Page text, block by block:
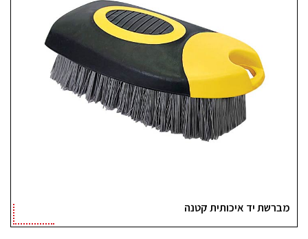
מברשת יד איכותית קטנה